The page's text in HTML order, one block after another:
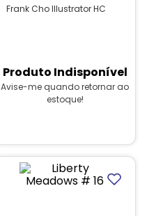
Frank Cho Illustrator HC
Produto Indisponível
Avise-me quando retornar ao
estoque!